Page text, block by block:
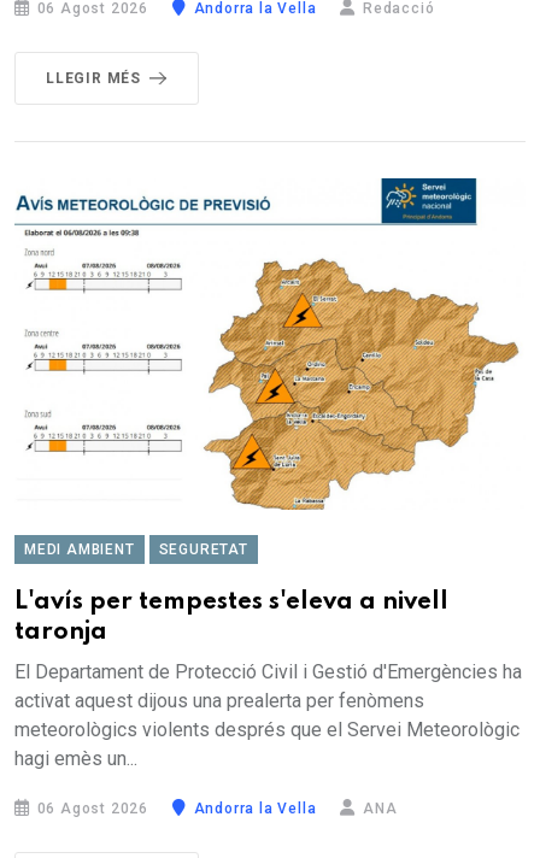
06 Agost 2026 Andorra la Vella Redacció
LLEGIR MÉS
MEDI AMBIENT SEGURETAT
L'avís per tempestes s'eleva a nivell
taronja
El Departament de Protecció Civil i Gestió d'Emergències ha
activat aquest dijous una prealerta per fenòmens
meteorològics violents després que el Servei Meteorològic
hagi emès un...
06 Agost 2026 Andorra la Vella ANA